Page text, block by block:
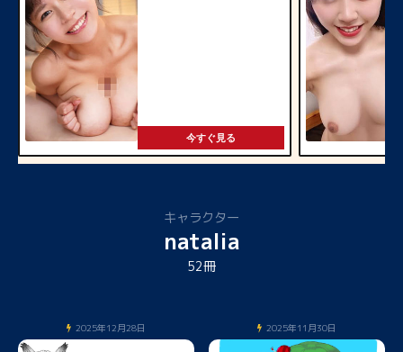
今すぐ見る
キャラクター
natalia
52冊
2025年12月28日 2025年11月30日